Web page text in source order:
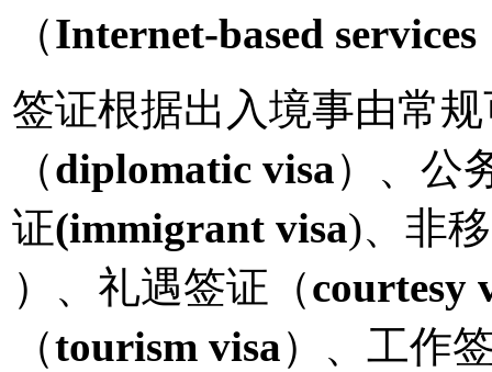
（Internet-based services
签证根据出入境事由常
（diplomatic visa）、公
证(immigrant visa)、非
）、礼遇签证（courtesy
（tourism visa）、工作